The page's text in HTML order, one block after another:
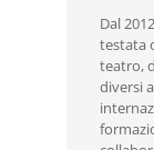
Dal
testata
teatro,
diversi